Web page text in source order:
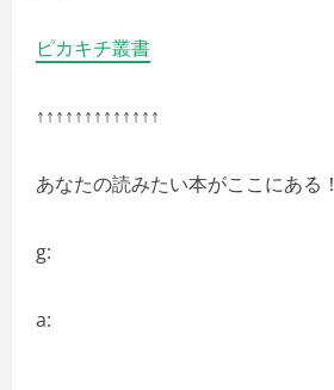
ピカキチ叢書
↑↑↑↑↑↑↑↑↑↑↑↑↑
あなたの読みたい本がここにある！
g:
a: